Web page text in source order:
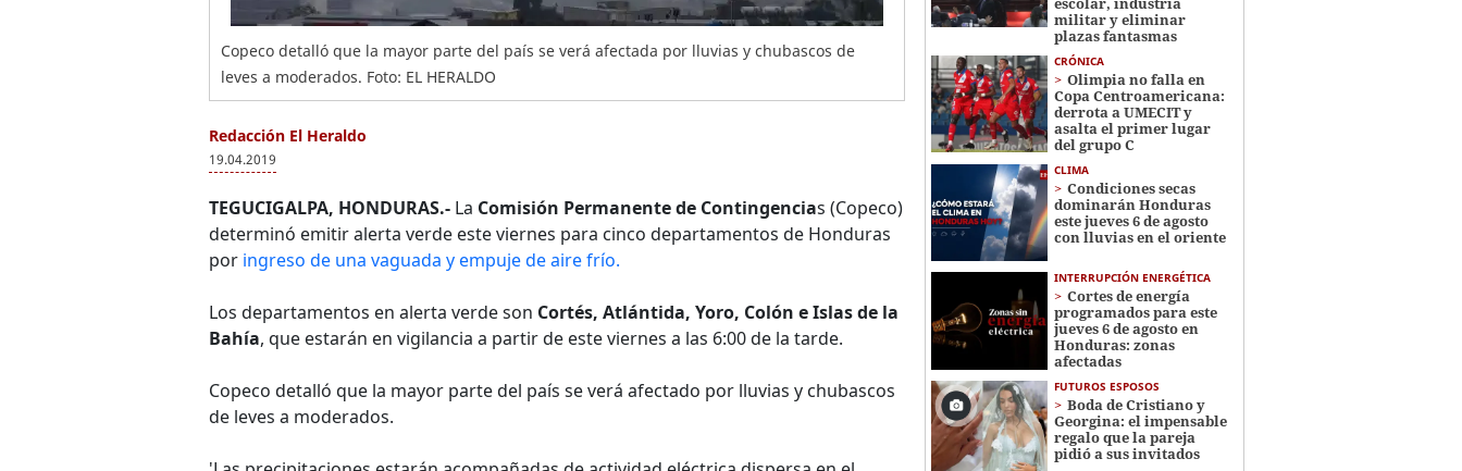
Copeco detalló que la mayor parte del país se verá afectada por lluvias y chubascos de
leves a moderados. Foto: EL HERALDO
Redacción El Heraldo
19.04.2019
TEGUCIGALPA, HONDURAS.- La Comisión Permanente de Contingencias (Copeco)
determinó emitir alerta verde este viernes para cinco departamentos de Honduras
por ingreso de una vaguada y empuje de aire frío.
Los departamentos en alerta verde son Cortés, Atlántida, Yoro, Colón e Islas de la
Bahía, que estarán en vigilancia a partir de este viernes a las 6:00 de la tarde.
Copeco detalló que la mayor parte del país se verá afectado por lluvias y chubascos
de leves a moderados.
militar y eliminar
plazas fantasmas
CRÓNICA
Olimpia no falla en
Copa Centroamericana:
derrota a UMECIT y
asalta el primer lugar
del grupo C
CLIMA
Condiciones secas
dominarán Honduras
este jueves 6 de agosto
con lluvias en el oriente
INTERRUPCIÓN ENERGÉTICA
Cortes de energía
programados para este
jueves 6 de agosto en
Honduras: zonas
afectadas
FUTUROS ESPOSOS
Boda de Cristiano y
Georgina: el impensable
regalo que la pareja
pidió a sus invitados